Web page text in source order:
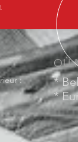
:
OÙ
*
*